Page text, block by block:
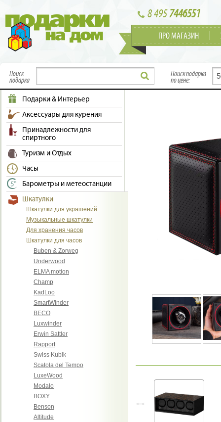
8 4957446551
ПРО МАГАЗИН
Поиск
подарка
Поиск подарка
по цене:
Подарки & Интерьер
Аксессуары для курения
Принадлежности для
спиртного
Туризм и Отдых
Часы
Барометры и метеостанции
Шкатулки
Шкатулки для украшений
Музыкальные шкатулки
Для хранения часов
Шкатулки для часов
Buben & Zorweg
Underwood
ELMA motion
Champ
KadLoo
SmartWinder
BECO
Luxwinder
Erwin Sattler
Rapport
Swiss Kubik
Scatola del Tempo
LuxeWood
Modalo
BOXY
Benson
Altitude